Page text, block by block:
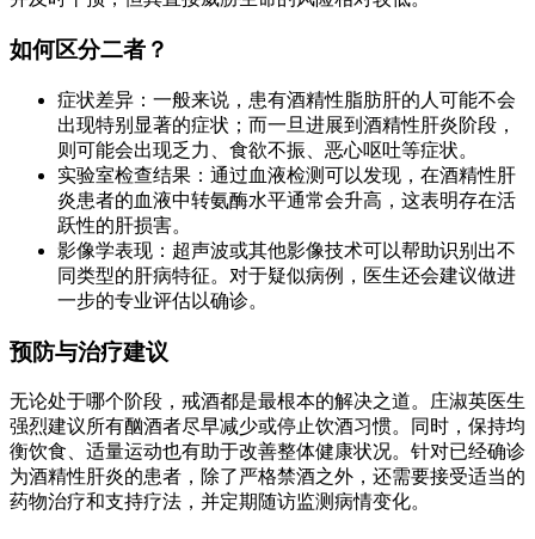
如何区分二者？
症状差异：一般来说，患有酒精性脂肪肝的人可能不会
出现特别显著的症状；而一旦进展到酒精性肝炎阶段，
则可能会出现乏力、食欲不振、恶心呕吐等症状。
实验室检查结果：通过血液检测可以发现，在酒精性肝
炎患者的血液中转氨酶水平通常会升高，这表明存在活
跃性的肝损害。
影像学表现：超声波或其他影像技术可以帮助识别出不
同类型的肝病特征。对于疑似病例，医生还会建议做进
一步的专业评估以确诊。
预防与治疗建议
无论处于哪个阶段，戒酒都是最根本的解决之道。庄淑英医生
强烈建议所有酗酒者尽早减少或停止饮酒习惯。同时，保持均
衡饮食、适量运动也有助于改善整体健康状况。针对已经确诊
为酒精性肝炎的患者，除了严格禁酒之外，还需要接受适当的
药物治疗和支持疗法，并定期随访监测病情变化。